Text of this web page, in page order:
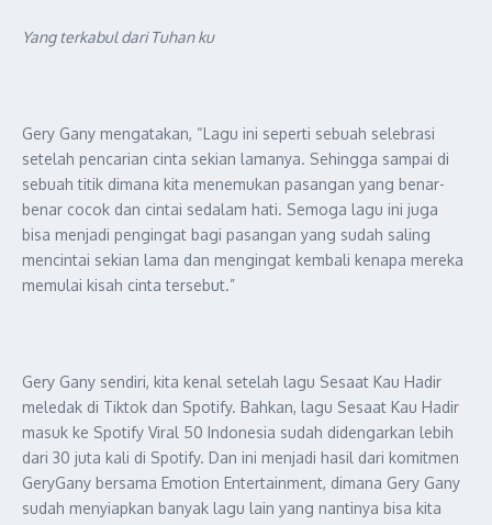
Yang terkabul dari Tuhan ku
Gery Gany mengatakan, “Lagu ini seperti sebuah selebrasi
setelah pencarian cinta sekian lamanya. Sehingga sampai di
sebuah titik dimana kita menemukan pasangan yang benar-
benar cocok dan cintai sedalam hati. Semoga lagu ini juga
bisa menjadi pengingat bagi pasangan yang sudah saling
mencintai sekian lama dan mengingat kembali kenapa mereka
memulai kisah cinta tersebut.”
Gery Gany sendiri, kita kenal setelah lagu Sesaat Kau Hadir
meledak di Tiktok dan Spotify. Bahkan, lagu Sesaat Kau Hadir
masuk ke Spotify Viral 50 Indonesia sudah didengarkan lebih
dari 30 juta kali di Spotify. Dan ini menjadi hasil dari komitmen
GeryGany bersama Emotion Entertainment, dimana Gery Gany
sudah menyiapkan banyak lagu lain yang nantinya bisa kita